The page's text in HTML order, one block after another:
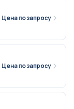
Цена по запросу
Цена по запросу